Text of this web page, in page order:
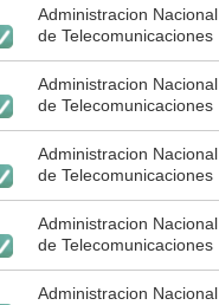
Administracion Nacional
de Telecomunicaciones
Administracion Nacional
de Telecomunicaciones
Administracion Nacional
de Telecomunicaciones
Administracion Nacional
de Telecomunicaciones
Administracion Nacional